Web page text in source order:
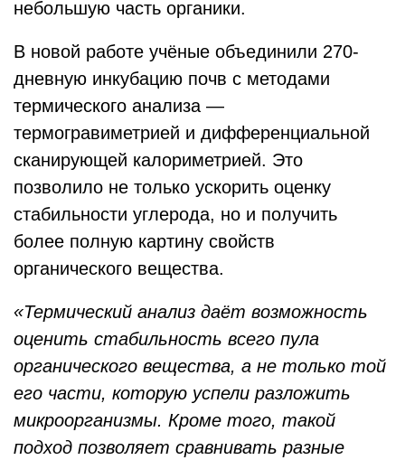
небольшую часть органики.
В новой работе учёные объединили 270-
дневную инкубацию почв с методами
термического анализа —
термогравиметрией и дифференциальной
сканирующей калориметрией. Это
позволило не только ускорить оценку
стабильности углерода, но и получить
более полную картину свойств
органического вещества.
«Термический анализ даёт возможность
оценить стабильность всего пула
органического вещества, а не только той
его части, которую успели разложить
микроорганизмы. Кроме того, такой
подход позволяет сравнивать разные